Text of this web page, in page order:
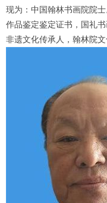
现为：中国翰林书画院院
作品鉴定鉴定证书，国礼
非遗文化传承人，翰林院